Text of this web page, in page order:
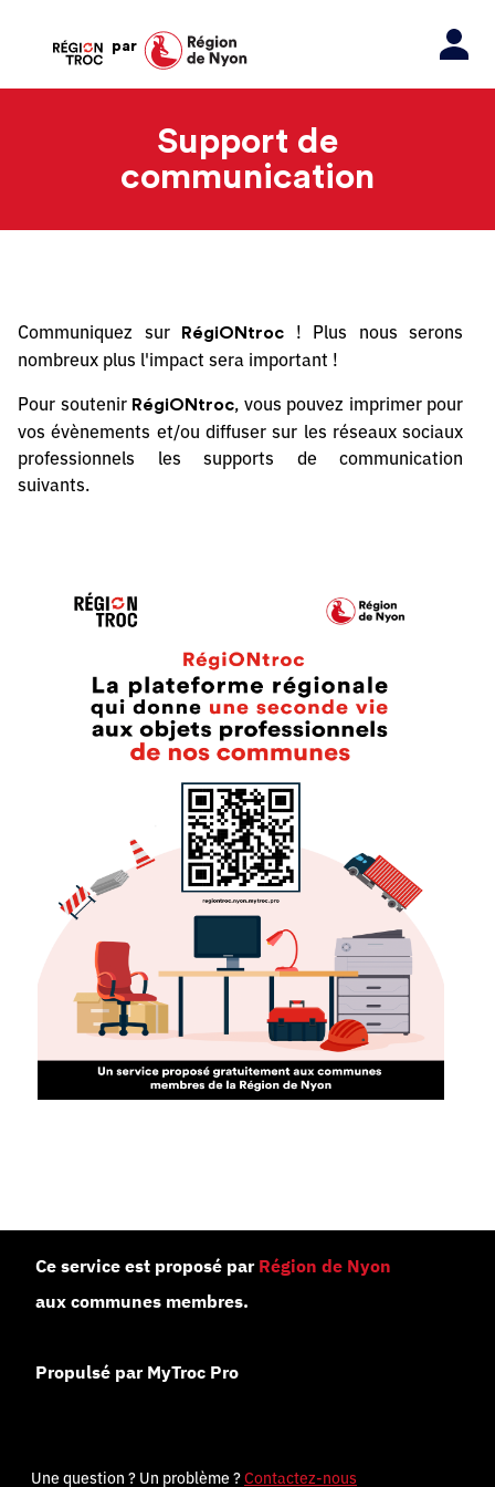
par
Support de
communication
Communiquez sur RégiONtroc
! Plus nous serons
nombreux plus l'impact sera important !
Pour soutenir RégiONtroc, vous pouvez imprimer pour
vos évènements et/ou diffuser sur les réseaux sociaux
professionnels les supports de communication
suivants.
Ce service est proposé par Région de Nyon
aux communes membres.
Propulsé par MyTroc Pro
Une question ? Un problème ?Contactez-nous